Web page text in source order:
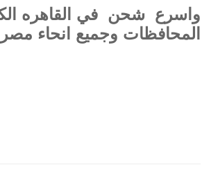
واسرع شحن في القاهره
المحافظات وجميع انحاء مصر